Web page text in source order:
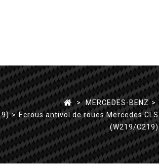
> MERCEDES-BENZ >
> Ecrous antivol de roues Mercedes CLS
(W219/C219)